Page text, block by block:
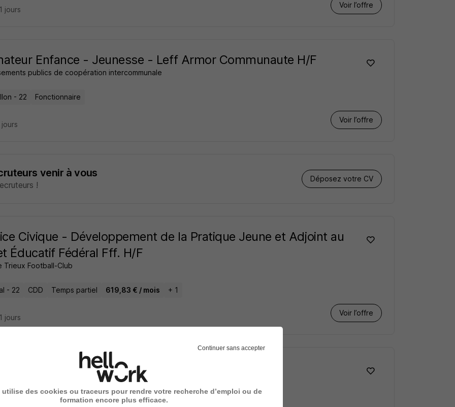
Voir l’offre
jours
Enfance - Jeunesse - Leff Armor Communaute H/F
publics de coopération intercommunale
- 22 Fonctionnaire
Voir l’offre
venir à vous
!
Déposez votre CV
Civique - Développement de la Pratique Jeune et Adjoint au
Éducatif Fédéral Fff. H/F
Trieux Football-Club
- 22 CDD Temps partiel 619,83 € / mois + 1
Voir l’offre
jours
Périscolaire H/F
Continuer sans accepter
utilise des cookies ou traceurs pour rendre votre recherche d’emploi ou de
formation encore plus efficace.